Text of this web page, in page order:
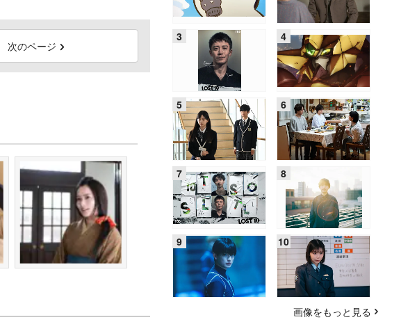
次のページ
画像をもっと見る